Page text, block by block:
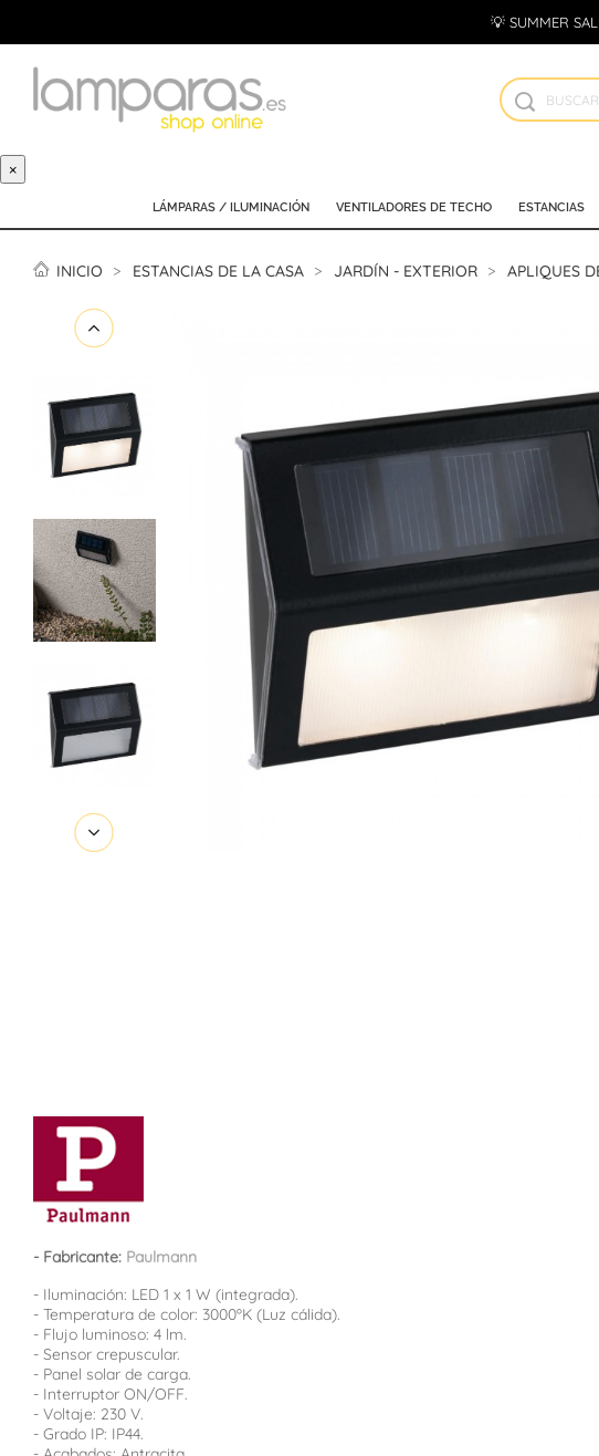
💡 SUMMER
×
LÁMPARAS / ILUMINACIÓN VENTILADORES DE TECHO ESTANCIAS
INICIO ESTANCIAS DE LA CASA JARDÍN - EXTERIOR APLIQUES
- Fabricante: Paulmann
- Iluminación: LED 1 x 1 W (integrada).
- Temperatura de color: 3000ºK (Luz cálida).
- Flujo luminoso: 4 lm.
- Sensor crepuscular.
- Panel solar de carga.
- Interruptor ON/OFF.
- Voltaje: 230 V.
- Grado IP: IP44.